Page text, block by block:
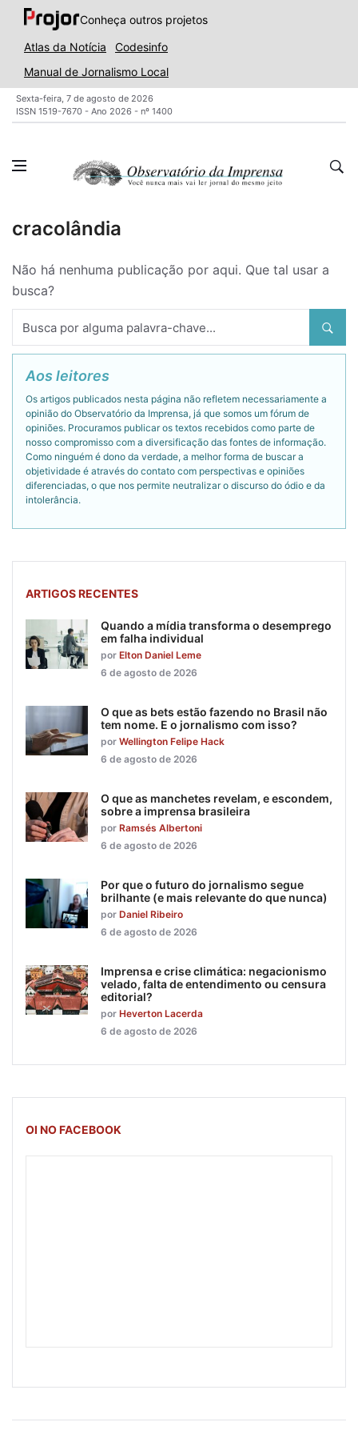
Conheça outros projetos
Atlas da Notícia
Codesinfo
Manual de Jornalismo Local
Sexta-feira, 7 de agosto de 2026
ISSN 1519-7670 - Ano 2026 - nº 1400
cracolândia
Não há nenhuma publicação por aqui. Que tal usar a
busca?
Aos leitores
Os artigos publicados nesta página não refletem necessariamente a
opinião do Observatório da Imprensa, já que somos um fórum de
opiniões. Procuramos publicar os textos recebidos como parte de
nosso compromisso com a diversificação das fontes de informação.
Como ninguém é dono da verdade, a melhor forma de buscar a
objetividade é através do contato com perspectivas e opiniões
diferenciadas, o que nos permite neutralizar o discurso do ódio e da
intolerância.
ARTIGOS RECENTES
Quando a mídia transforma o desemprego
em falha individual
por Elton Daniel Leme
6 de agosto de 2026
O que as bets estão fazendo no Brasil não
tem nome. E o jornalismo com isso?
por Wellington Felipe Hack
6 de agosto de 2026
O que as manchetes revelam, e escondem,
sobre a imprensa brasileira
por Ramsés Albertoni
6 de agosto de 2026
Por que o futuro do jornalismo segue
brilhante (e mais relevante do que nunca)
por Daniel Ribeiro
6 de agosto de 2026
Imprensa e crise climática: negacionismo
velado, falta de entendimento ou censura
editorial?
por Heverton Lacerda
6 de agosto de 2026
OI NO FACEBOOK